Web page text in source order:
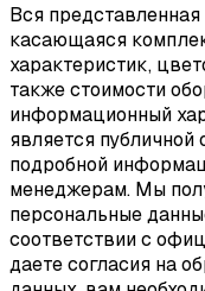
Вся
касающаяся
характеристик,
также стоимости
информационный
является
подробной
менеджерам. Мы
персональные
соответствии с
даете согласия на